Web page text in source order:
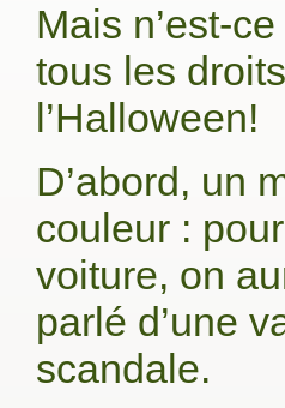
Mais n’est-
tous les
l’Halloween!
D’abord, un
couleur :
voiture, on
parlé d’une
scandale.